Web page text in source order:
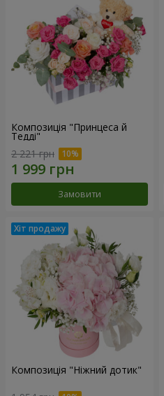
Композиція "Принцеса й
Тедді"
2 221 грн
Замовити
Композиція "Ніжний дотик"